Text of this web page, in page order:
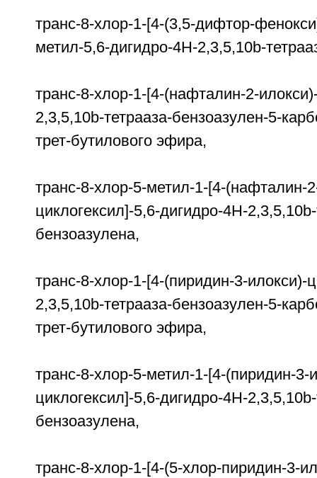
транс-8-хлор-1-[4-(3,5-дифтор-
метил-5,6-дигидро-4H-2,3,5,10b-
транс-8-хлор-1-[4-(нафталин-2-
2,3,5,10b-тетрааза-бензоазулен-5-
трет-бутилового эфира,
транс-8-хлор-5-метил-1-[4-(нафталин-
циклогексил]-5,6-дигидро-4H-
бензоазулена,
транс-8-хлор-1-[4-(пиридин-3-илокси)-
2,3,5,10b-тетрааза-бензоазулен-5-
трет-бутилового эфира,
транс-8-хлор-5-метил-1-[4-(пиридин-3-
циклогексил]-5,6-дигидро-4H-
бензоазулена,
транс-8-хлор-1-[4-(5-хлор-пиридин-3-